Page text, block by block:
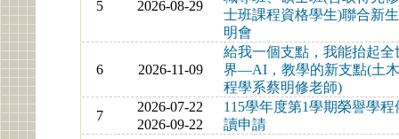
5 2026-08-29
士班課程資格學生)聯合新
明會
6 2026-11-09
給我一個支點，我能抬起全
界—AI，教學的新支點(土
程學系蔡明修老師)
7
2026-07-22
2026-09-22
115學年度第1學期榮譽學程
讀申請